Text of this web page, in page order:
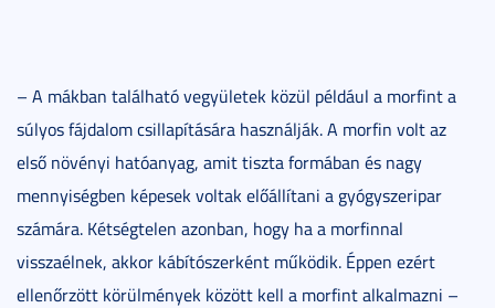
– A mákban található vegyületek közül például a morfint a
súlyos fájdalom csillapítására használják. A morfin volt az
első növényi hatóanyag, amit tiszta formában és nagy
mennyiségben képesek voltak előállítani a gyógyszeripar
számára. Kétségtelen azonban, hogy ha a morfinnal
visszaélnek, akkor kábítószerként működik. Éppen ezért
ellenőrzött körülmények között kell a morfint alkalmazni –